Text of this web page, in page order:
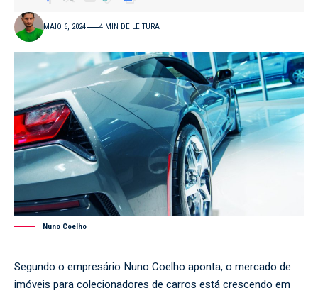
MAIO 6, 2024 4 MIN DE LEITURA
Nuno Coelho
Segundo o empresário Nuno Coelho aponta, o mercado de
imóveis para colecionadores de carros está crescendo em